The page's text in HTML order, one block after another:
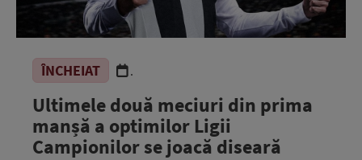
ÎNCHEIAT .
Ultimele două meciuri din prima
manșă a optimilor Ligii
Campionilor se joacă diseară